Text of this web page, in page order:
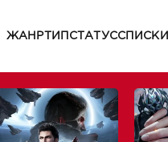
ЖАНРТИП СТАТУССПИСКИ